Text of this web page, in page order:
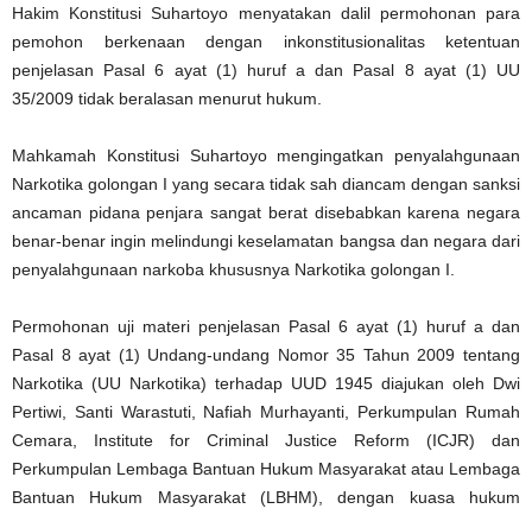
Hakim Konstitusi Suhartoyo menyatakan dalil permohonan para
pemohon berkenaan dengan inkonstitusionalitas ketentuan
penjelasan Pasal 6 ayat (1) huruf a dan Pasal 8 ayat (1) UU
35/2009 tidak beralasan menurut hukum.
Mahkamah Konstitusi Suhartoyo mengingatkan penyalahgunaan
Narkotika golongan I yang secara tidak sah diancam dengan sanksi
ancaman pidana penjara sangat berat disebabkan karena negara
benar-benar ingin melindungi keselamatan bangsa dan negara dari
penyalahgunaan narkoba khususnya Narkotika golongan I.
Permohonan uji materi penjelasan Pasal 6 ayat (1) huruf a dan
Pasal 8 ayat (1) Undang-undang Nomor 35 Tahun 2009 tentang
Narkotika (UU Narkotika) terhadap UUD 1945 diajukan oleh Dwi
Pertiwi, Santi Warastuti, Nafiah Murhayanti, Perkumpulan Rumah
Cemara, Institute for Criminal Justice Reform (ICJR) dan
Perkumpulan Lembaga Bantuan Hukum Masyarakat atau Lembaga
Bantuan Hukum Masyarakat (LBHM), dengan kuasa hukum